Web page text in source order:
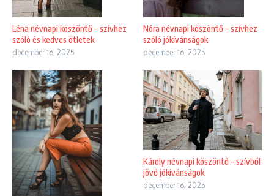
Léna névnapi köszöntő – szívhez
szóló és kedves ötletek
december 16, 2025
Nóra névnapi köszöntő – szívhez
szóló jókívánságok
december 16, 2025
Károly névnapi köszöntő – szívből
jövő jókívánságok
december 16, 2025